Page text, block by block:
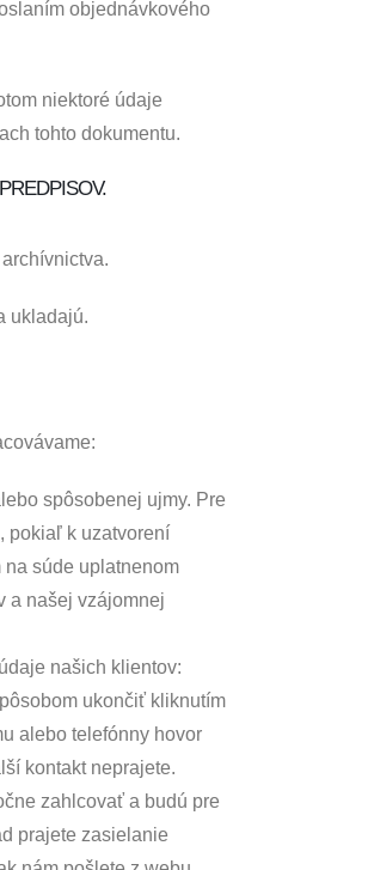
objednávkového
niektoré údaje
tohto dokumentu.
ukladajú.
spôsobenej ujmy. Pre
pokiaľ k uzatvorení
súde uplatnenom
a našej vzájomnej
našich klientov:
ukončiť kliknutím
alebo telefónny hovor
kontakt neprajete.
zahlcovať a budú pre
prajete zasielanie